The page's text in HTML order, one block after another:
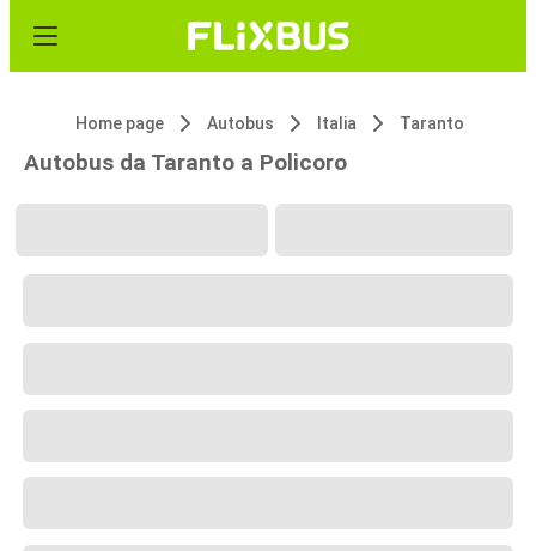
Home page Autobus Italia Taranto
Autobus da Taranto a Policoro